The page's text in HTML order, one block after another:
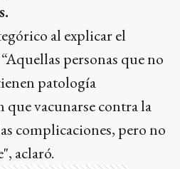
al explicar el
personas que no
patología
vacunarse contra la
complicaciones, pero no
aclaró.